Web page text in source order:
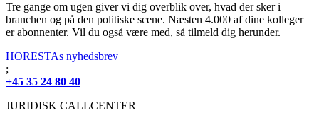
Tre gange om ugen giver vi dig overblik over, hvad der sker i
branchen og på den politiske scene. Næsten 4.000 af dine kolleger
er abonnenter. Vil du også være med, så tilmeld dig herunder.
HORESTAs nyhedsbrev
;
+45 35 24 80 40
JURIDISK CALLCENTER